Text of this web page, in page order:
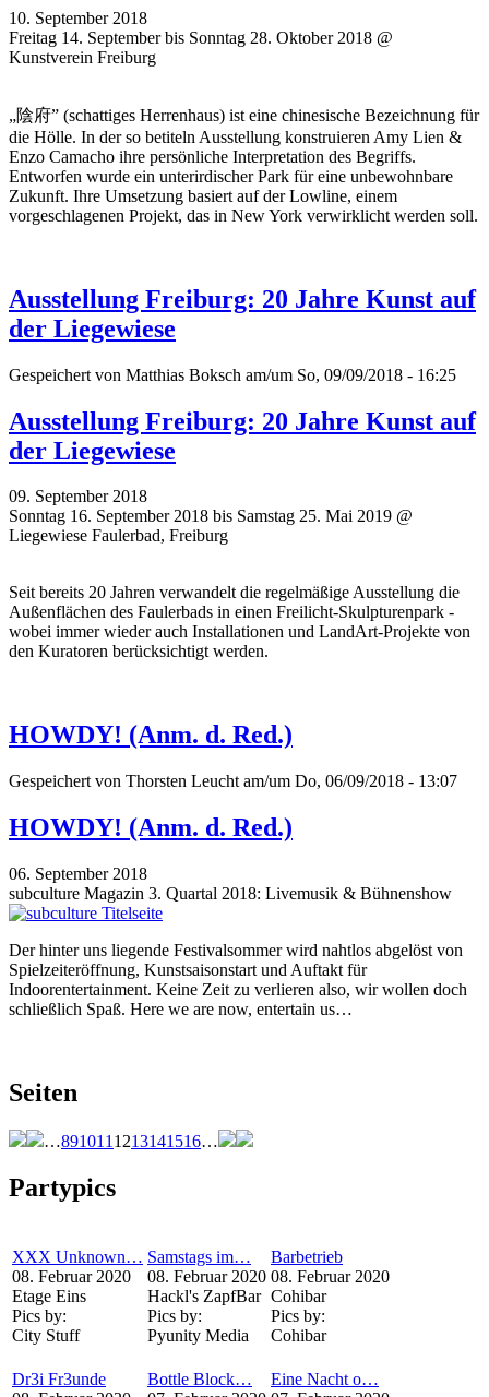
10. September 2018
Freitag 14. September bis Sonntag 28. Oktober 2018 @
Kunstverein Freiburg
„陰府” (schattiges Herrenhaus) ist eine chinesische Bezeichnung für
die Hölle. In der so betiteln Ausstellung konstruieren Amy Lien &
Enzo Camacho ihre persönliche Interpretation des Begriffs.
Entworfen wurde ein unterirdischer Park für eine unbewohnbare
Zukunft. Ihre Umsetzung basiert auf der Lowline, einem
vorgeschlagenen Projekt, das in New York verwirklicht werden soll.
Ausstellung Freiburg: 20 Jahre Kunst auf
der Liegewiese
Gespeichert von Matthias Boksch am/um So, 09/09/2018 - 16:25
Ausstellung Freiburg: 20 Jahre Kunst auf
der Liegewiese
09. September 2018
Sonntag 16. September 2018 bis Samstag 25. Mai 2019 @
Liegewiese Faulerbad, Freiburg
Seit bereits 20 Jahren verwandelt die regelmäßige Ausstellung die
Außenflächen des Faulerbads in einen Freilicht-Skulpturenpark -
wobei immer wieder auch Installationen und LandArt-Projekte von
den Kuratoren berücksichtigt werden.
HOWDY! (Anm. d. Red.)
Gespeichert von Thorsten Leucht am/um Do, 06/09/2018 - 13:07
HOWDY! (Anm. d. Red.)
06. September 2018
subculture Magazin 3. Quartal 2018: Livemusik & Bühnenshow
Der hinter uns liegende Festivalsommer wird nahtlos abgelöst von
Spielzeiteröffnung, Kunstsaisonstart und Auftakt für
Indoorentertainment. Keine Zeit zu verlieren also, wir wollen doch
schließlich Spaß. Here we are now, entertain us…
Seiten
…891011 1213141516…
Partypics
XXX Unknown…
08. Februar 2020
Etage Eins
Pics by:
City Stuff
Samstags im…
08. Februar 2020
Hackl's ZapfBar
Pics by:
Pyunity Media
Barbetrieb
08. Februar 2020
Cohibar
Pics by:
Cohibar
Dr3i Fr3unde
Bottle Block…
Eine Nacht o…